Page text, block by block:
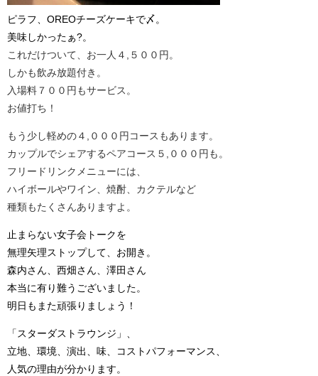
ピラフ、OREOチーズケーキで〆。
美味しかったぁ?。
これだけついて、お一人４,５００円。
しかも飲み放題付き。
入場料７００円もサービス。
お値打ち！
もう少し軽めの４,０００円コースもあります。
カップルでシェアするペアコース５,０００円も。
フリードリンクメニューには、
ハイボールやワイン、焼酎、カクテルなど
種類もたくさんありますよ。
止まらない女子会トークを
無理矢理ストップして、お開き。
森内さん、西畑さん、澤田さん
本当に有り難うございました。
明日もまた頑張りましょう！
「スターダストラウンジ」、
立地、環境、演出、味、コストパフォーマンス、
人気の理由が分かります。